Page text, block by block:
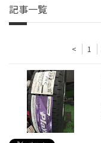
記事一覧
< 1